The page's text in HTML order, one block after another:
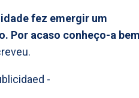
fez emergir um
Por acaso conheço-a
-